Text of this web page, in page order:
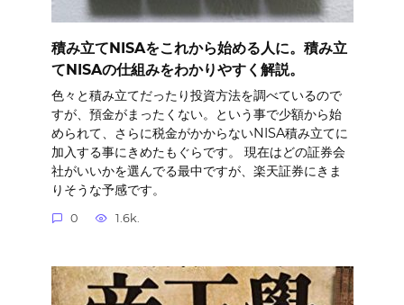
積み立てNISAをこれから始める人に。積み立
てNISAの仕組みをわかりやすく解説。
色々と積み立てだったり投資方法を調べているので
すが、預金がまったくない。という事で少額から始
められて、さらに税金がかからないNISA積み立てに
加入する事にきめたもぐらです。 現在はどの証券会
社がいいかを選んでる最中ですが、楽天証券にきま
りそうな予感です。
0 1.6k.